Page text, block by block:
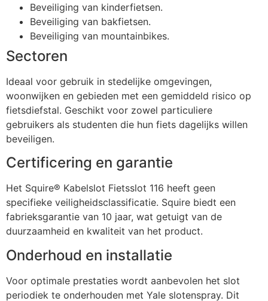
Beveiliging van kinderfietsen.
Beveiliging van bakfietsen.
Beveiliging van mountainbikes.
Sectoren
Ideaal voor gebruik in stedelijke omgevingen,
woonwijken en gebieden met een gemiddeld risico op
fietsdiefstal. Geschikt voor zowel particuliere
gebruikers als studenten die hun fiets dagelijks willen
beveiligen.
Certificering en garantie
Het Squire® Kabelslot Fietsslot 116 heeft geen
specifieke veiligheidsclassificatie. Squire biedt een
fabrieksgarantie van 10 jaar, wat getuigt van de
duurzaamheid en kwaliteit van het product.
Onderhoud en installatie
Voor optimale prestaties wordt aanbevolen het slot
periodiek te onderhouden met Yale slotenspray. Dit